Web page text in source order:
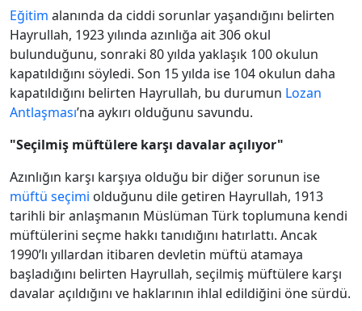
Eğitim alanında da ciddi sorunlar yaşandığını belirten
Hayrullah, 1923 yılında azınlığa ait 306 okul
bulunduğunu, sonraki 80 yılda yaklaşık 100 okulun
kapatıldığını söyledi. Son 15 yılda ise 104 okulun daha
kapatıldığını belirten Hayrullah, bu durumun Lozan
Antlaşması’na aykırı olduğunu savundu.
"Seçilmiş müftülere karşı davalar açılıyor"
Azınlığın karşı karşıya olduğu bir diğer sorunun ise
müftü seçimi olduğunu dile getiren Hayrullah, 1913
tarihli bir anlaşmanın Müslüman Türk toplumuna kendi
müftülerini seçme hakkı tanıdığını hatırlattı. Ancak
1990’lı yıllardan itibaren devletin müftü atamaya
başladığını belirten Hayrullah, seçilmiş müftülere karşı
davalar açıldığını ve haklarının ihlal edildiğini öne sürdü.